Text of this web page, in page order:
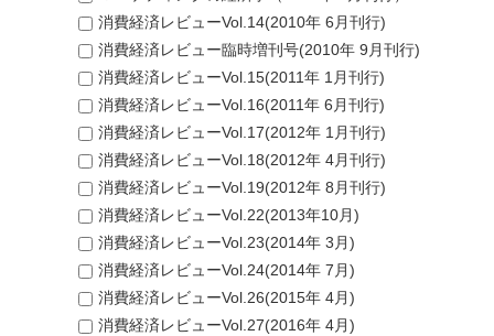
消費経済レビューVol.14(2010年 6月刊行)
消費経済レビュー臨時増刊号(2010年 9月刊行)
消費経済レビューVol.15(2011年 1月刊行)
消費経済レビューVol.16(2011年 6月刊行)
消費経済レビューVol.17(2012年 1月刊行)
消費経済レビューVol.18(2012年 4月刊行)
消費経済レビューVol.19(2012年 8月刊行)
消費経済レビューVol.22(2013年10月)
消費経済レビューVol.23(2014年 3月)
消費経済レビューVol.24(2014年 7月)
消費経済レビューVol.26(2015年 4月)
消費経済レビューVol.27(2016年 4月)